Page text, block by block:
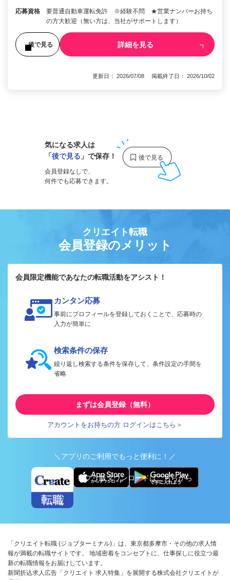
応募資格
要普通自動車運転免許 ※経験不問 ★営業ナンバーお持ち
の方大歓迎（無い方は、当社がサポートします）
後で見る 詳細を見る
更新日： 2026/07/08 掲載終了日： 2026/10/02
気になる求人は
「後で見る 」で保存！
会員登録なしで、
何件でも応募できます。
クリエイト転職
会員登録のメリット
会員限定機能であなたの転職活動をアシスト！
カンタン応募
事前にプロフィールを登録しておくことで、応募時の
入力が簡単に
検索条件の保存
繰り返し検索する条件を保存して、条件設定の手間を
省略
まずは会員登録（無料）
アカウントをお持ちの方 ログインはこちら＞
＼アプリのご利用でもっと便利に！／
アプリ版ダウンロードはこちらから
「クリエイト転職 (ジョブターミナル)」は、東京都多摩市・その他の求人情
報が満載の転職サイトです。 地域密着をコンセプトに、仕事探しに役立つ最
新の転職情報をお届けしています。
新聞折込求人広告「クリエイト 求人特集」を展開する株式会社クリエイトが